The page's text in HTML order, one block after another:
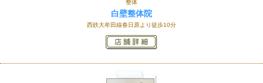
整体
白壁整体院
西鉄大牟田線春日原より徒歩10分